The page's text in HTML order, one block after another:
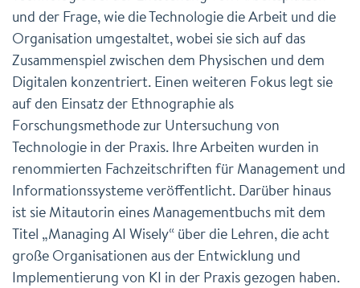
und der Frage, wie die Technologie die Arbeit und die
Organisation umgestaltet, wobei sie sich auf das
Zusammenspiel zwischen dem Physischen und dem
Digitalen konzentriert. Einen weiteren Fokus legt sie
auf den Einsatz der Ethnographie als
Forschungsmethode zur Untersuchung von
Technologie in der Praxis. Ihre Arbeiten wurden in
renommierten Fachzeitschriften für Management und
Informationssysteme veröffentlicht. Darüber hinaus
ist sie Mitautorin eines Managementbuchs mit dem
Titel „Managing AI Wisely“ über die Lehren, die acht
große Organisationen aus der Entwicklung und
Implementierung von KI in der Praxis gezogen haben.